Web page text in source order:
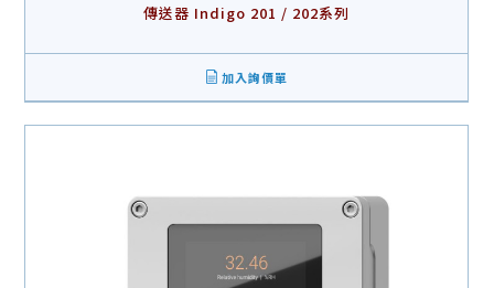
傳送器 Indigo 201 / 202系列
加入詢價單